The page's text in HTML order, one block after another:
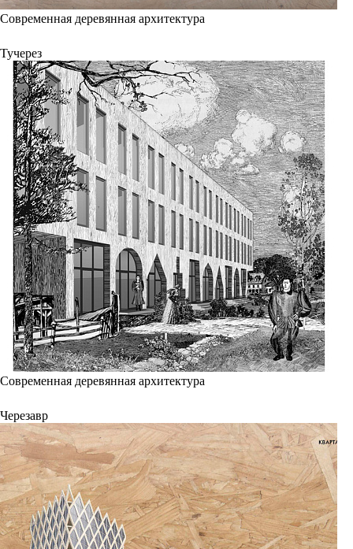
Современная деревянная архитектура
Тучерез
Современная деревянная архитектура
Черезавр